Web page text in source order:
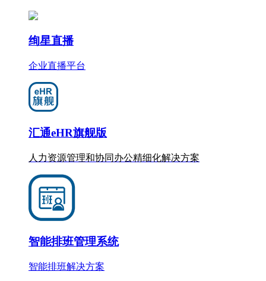
绚星直播
企业直播平台
汇通eHR旗舰版
人力资源管理和协同办公精细化解决方案
智能排班管理系统
智能排班解决方案